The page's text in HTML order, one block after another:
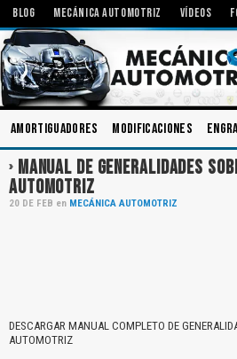
BLOG MECÁNICA AUTOMOTRIZ VÍDEOS
Amortiguadores Modificaciones
MANUAL DE GENERALIDADES
AUTOMOTRIZ
20 DE FEB en MECÁNICA AUTOMOTRIZ
DESCARGAR MANUAL COMPLETO DE
AUTOMOTRIZ